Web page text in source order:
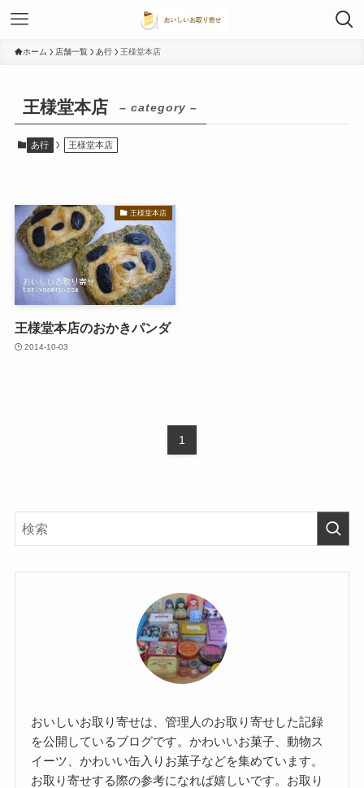
ホーム 店舗一覧 あ行 王様堂本店
王様堂本店 – category –
あ行 王様堂本店
王様堂本店
王様堂本店のおかきパンダ
2014-10-03
1
おいしいお取り寄せは、管理人のお取り寄せした記録
を公開しているブログです。かわいいお菓子、動物ス
イーツ、かわいい缶入りお菓子などを集めています。
お取り寄せする際の参考になれば嬉しいです。お取り